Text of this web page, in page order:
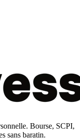
Bourse, SCPI,
sans baratin.